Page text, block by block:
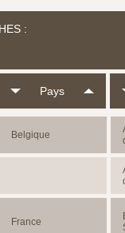
:
Pays
Belgique
France